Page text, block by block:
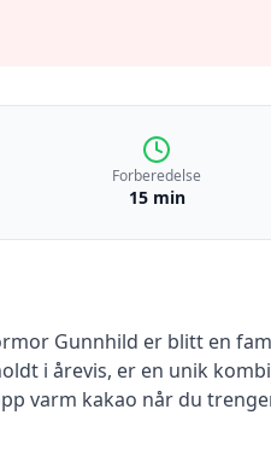
Forberedelse
15 min
Gunnhild er blitt en
i årevis, er en unik
varm kakao når du